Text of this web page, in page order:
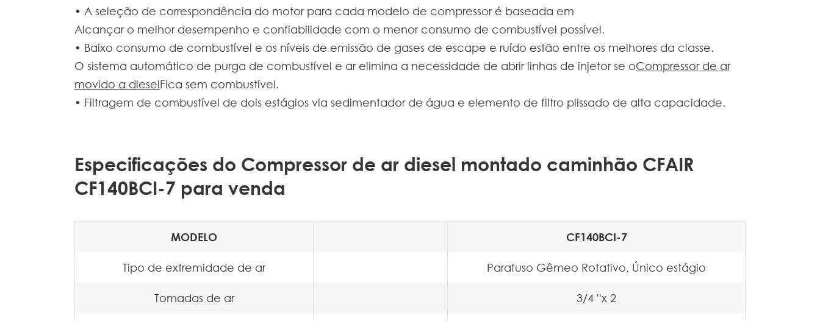
• A seleção de correspondência do motor para cada modelo de compressor é baseada em
Alcançar o melhor desempenho e confiabilidade com o menor consumo de combustível possível.
• Baixo consumo de combustível e os níveis de emissão de gases de escape e ruído estão entre os melhores da classe.
O sistema automático de purga de combustível e ar elimina a necessidade de abrir linhas de injetor se oCompressor de ar
movido a dieselFica sem combustível.
• Filtragem de combustível de dois estágios via sedimentador de água e elemento de filtro plissado de alta capacidade.
Especificações do Compressor de ar diesel montado caminhão CFAIR
CF140BCI-7 para venda
MODELO CF140BCI-7
Tipo de extremidade de ar Parafuso Gêmeo Rotativo, Único estágio
Tomadas de ar 3/4 ''x 2